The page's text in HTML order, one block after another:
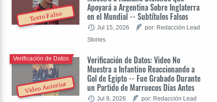
Texto Falso
Apoyará a Argentina Sobre Inglaterra
en el Mundial -- Subtítulos Falsos
Jul 15, 2026
por: Redacción Lead
Stories
Video Anterior
Verificación de Datos: Video No
Muestra a Infantino Reaccionando a
Gol de Egipto -- Fue Grabado Durante
un Partido de Marruecos Días Antes
Verificación de Datos
Jul 9, 2026
por: Redacción Lead